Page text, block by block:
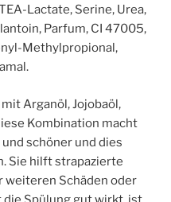
Lactate, Serine, Urea,
Parfum, CI 47005,
Methylpropional,
Arganöl, Jojobaöl,
Kombination macht
schöner und dies
Sie hilft strapazierte
weiteren Schäden oder